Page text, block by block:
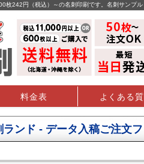
枚242円（税込）～の名刺印刷です。名刺サンプ
料金表 よくある
ランド - データ入稿ご注文